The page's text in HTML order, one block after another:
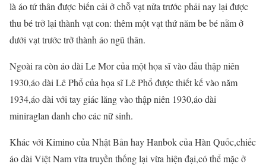
là áo tứ thân được biến cải ở chỗ vạt nửa trước phải nay lại được
thu bé trở lại thành vạt con: thêm một vạt thứ năm be bé nằm ở
dưới vạt trước trở thành áo ngũ thân.
Ngoài ra còn áo dài Le Mor của một họa sĩ vào đầu thập niên
1930,áo dài Lê Phổ của họa sĩ Lê Phổ được thiết kế vào năm
1934,áo dài với tay giác lăng vào thập niên 1930,áo dài
miniraglan danh cho các nữ sinh.
Khác với Kimino của Nhật Bản hay Hanbok của Hàn Quốc,chiếc
áo dài Việt Nam vừa truyền thống lại vừa hiện đại,có thể mặc ở